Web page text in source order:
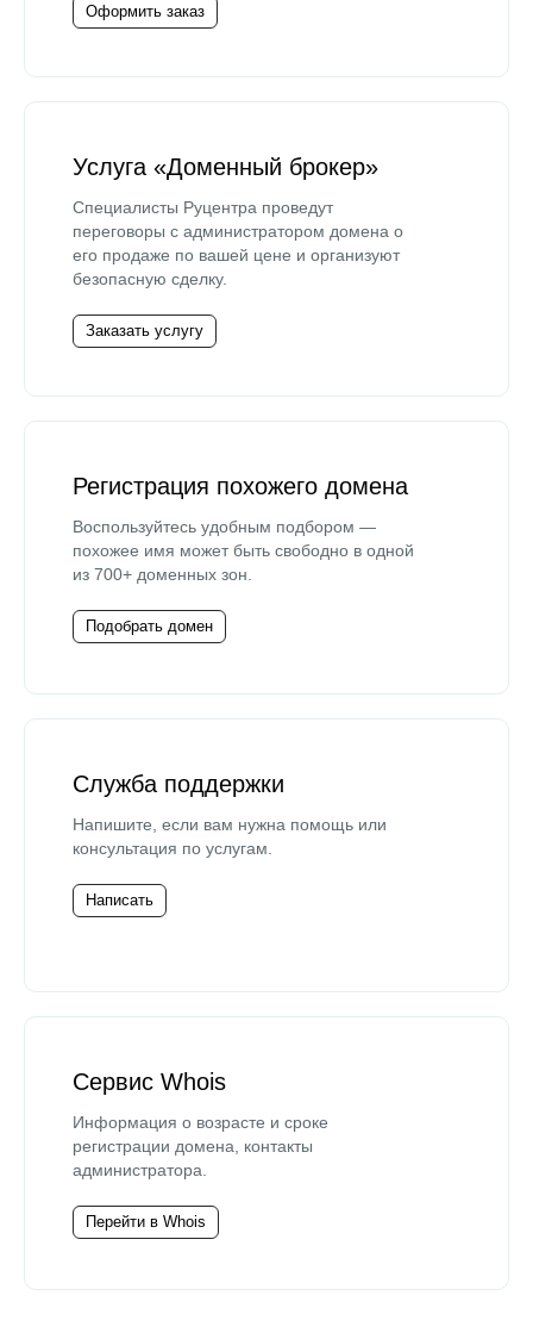
Оформить заказ
Услуга «Доменный брокер»
Специалисты Руцентра проведут
переговоры с администратором домена о
его продаже по вашей цене и организуют
безопасную сделку.
Заказать услугу
Регистрация похожего домена
Воспользуйтесь удобным подбором —
похожее имя может быть свободно в одной
из 700+ доменных зон.
Подобрать домен
Служба поддержки
Напишите, если вам нужна помощь или
консультация по услугам.
Написать
Сервис Whois
Информация о возрасте и сроке
регистрации домена, контакты
администратора.
Перейти в Whois